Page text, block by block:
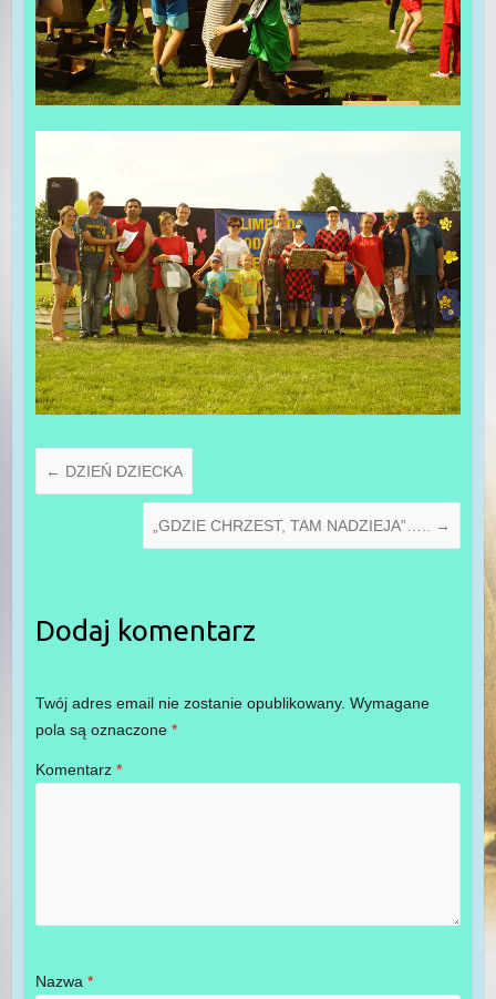
← DZIEŃ DZIECKA
„GDZIE CHRZEST, TAM NADZIEJA”….. →
Dodaj komentarz
Twój adres email nie zostanie opublikowany. Wymagane
pola są oznaczone *
Komentarz *
Nazwa *